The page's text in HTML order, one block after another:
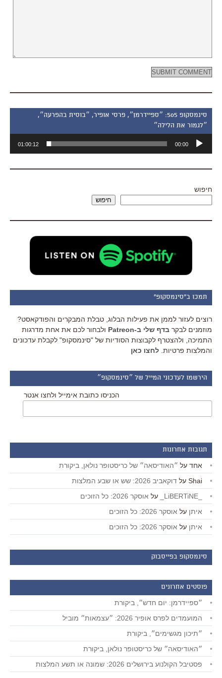
סינמסקופ 505: ״ספיידרמן״, פרסי אופיר, ״בוסית בהפרעה״,
״לגמור את הלילה״
אודיו
00:00
01:00:12
חיפוש
חיפוש
תמכו ב"סינמסקופ"
רוצים לעזור לממן את פעילות הבלוג, טבלת המבקרים והפודקאסט?
מוזמנים לבקר בדף שלי ב-Patreon
ולבחור לכם את אחת מדרגות
התמיכה, ולהצטרף לקבוצות הסודיות של "סינמסקופ" לקבלת עדכונים
והמלצות פרטיות. לחצו כאן
הירשמו לעדכוני המייל של ״סינמסקופ״
הכניסו כתובת אימייל ולחצו אנטר
תגובות אחרונות
אחד על ״האודיסאה״ של כריסטופר נולאן, ביקורת
Shai על דוקאביב 2026: שש או שבע המלצות
על אוסקר 2026: כל הזוכים
איתן על אוסקר 2026: כל הזוכים
איתן על אוסקר 2026: כל הזוכים
סינמסקופ בפייסבוק
פוסטים אחרונים
״ספיידרמן: יום חדש״, ביקורת
המועמדים לפרס אופיר 2026: ״עצמאות״ מוביל
״תיכון מגשימים״, ביקורת
״האודיסאה״ של כריסטופר נולאן, ביקורת
פסטיבל הקולנוע בירושלים 2026: שמונה או תשע המלצות